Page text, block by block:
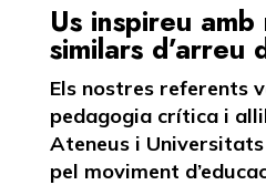
Us inspireu amb
similars
Els nostres referents
pedagogia crítica i
Ateneus i
pel moviment